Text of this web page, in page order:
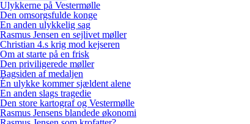
Ulykkerne på Vestermølle
Den omsorgsfulde konge
En anden ulykkelig sag
Rasmus Jensen en sejlivet møller
Christian 4.s krig mod kejseren
Om at starte på en frisk
Den priviligerede møller
Bagsiden af medaljen
Én ulykke kommer sjældent alene
En anden slags tragedie
Den store kartograf og Vestermølle
Rasmus Jensens blandede økonomi